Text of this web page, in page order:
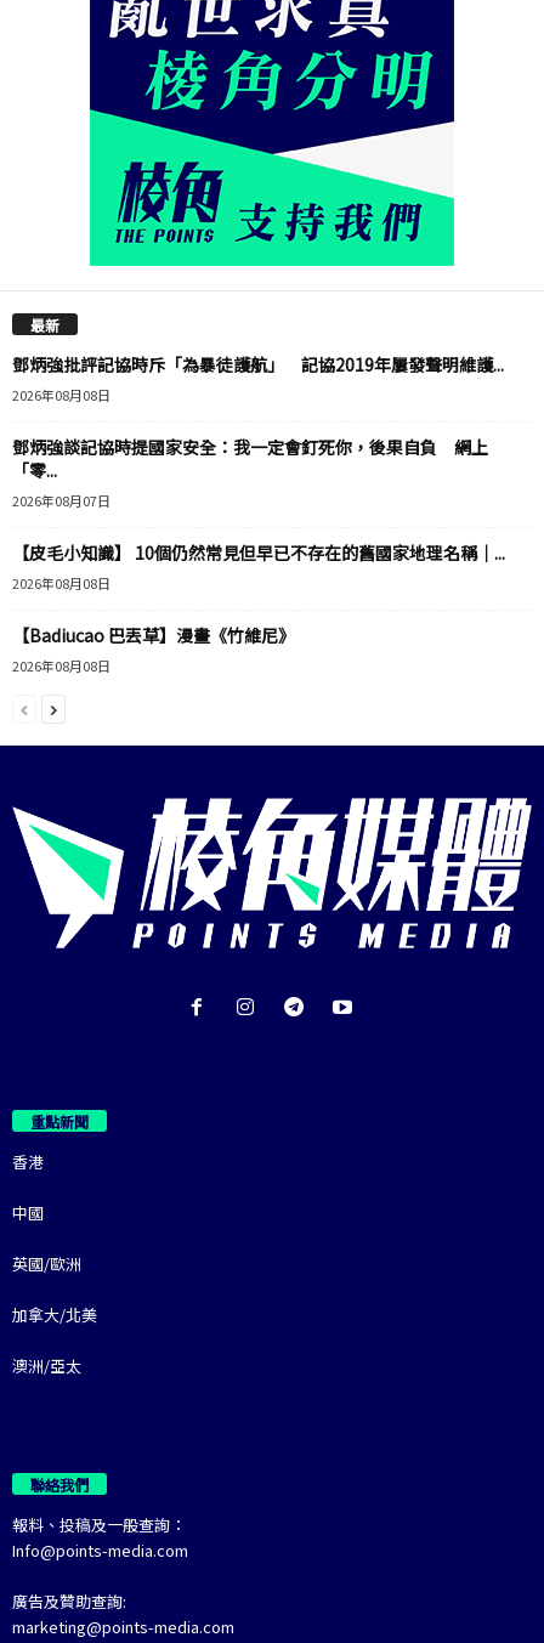
最新
鄧炳強批評記協時斥「為暴徒護航」 記協2019年屢發聲明維護...
2026年08月08日
鄧炳強談記協時提國家安全：我一定會釘死你，後果自負 網上
「零...
2026年08月07日
【皮毛小知識】 10個仍然常見但早已不存在的舊國家地理名稱｜...
2026年08月08日
【Badiucao 巴丟草】漫畫《竹維尼》
2026年08月08日
重點新聞
香港
中國
英國/歐洲
加拿大/北美
澳洲/亞太
聯絡我們
報料、投稿及一般查詢：
Info@points-media.com
廣告及贊助查詢:
marketing@points-media.com